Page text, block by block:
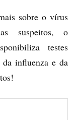
sobre o vírus
suspeitos, o
testes
influenza e da